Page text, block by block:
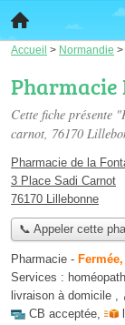
Accueil > Normandie >
Cette fiche présente
carnot, 76170
Pharmacie de la
3 Place Sadi Carnot
76170 Lillebonne
📞 Appeler cette
Pharmacie -
Services :
livraison à domicile ,
CB acceptée,